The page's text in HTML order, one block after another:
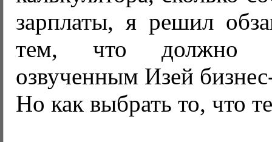
зарплаты, я решил
тем, что должно
озвученным Изей
Но как выбрать то, что